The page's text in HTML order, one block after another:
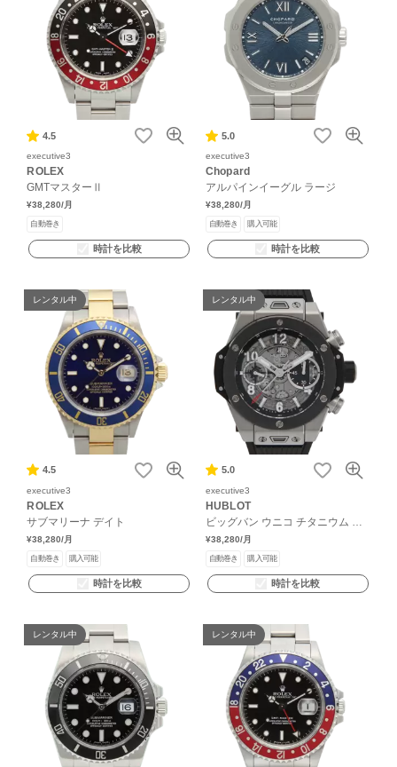
4.5
executive3
ROLEX
GMTマスターⅡ
¥38,280/月
自動巻き
時計を比較
5.0
executive3
Chopard
アルパインイーグル ラージ
¥38,280/月
自動巻き 購入可能
時計を比較
レンタル中
4.5
executive3
ROLEX
サブマリーナ デイト
¥38,280/月
自動巻き 購入可能
時計を比較
レンタル中
5.0
executive3
HUBLOT
ビッグバン ウニコ チタニウム セ
¥38,280/月
自動巻き 購入可能
時計を比較
レンタル中 レンタル中